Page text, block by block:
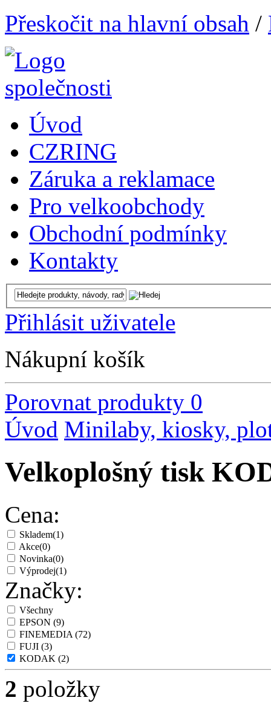
Přeskočit na hlavní obsah /
Úvod
CZRING
Záruka a reklamace
Pro velkoobchody
Obchodní podmínky
Kontakty
Přihlásit uživatele
Nákupní košík
Porovnat produkty 0
Úvod Minilaby, kiosky,
Velkoplošný tisk
Cena:
Skladem(1)
Akce(0)
Novinka(0)
Výprodej(1)
Značky:
Všechny
EPSON (9)
FINEMEDIA(72)
FUJI (3)
KODAK (2)
2 položky